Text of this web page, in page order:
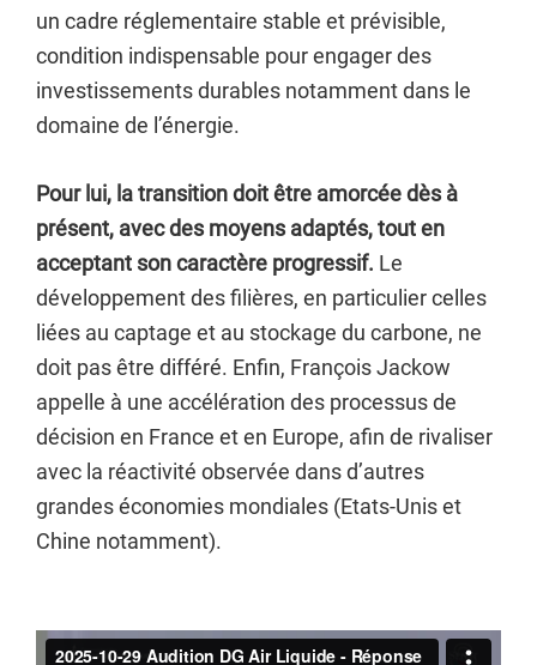
un cadre réglementaire stable et prévisible,
condition indispensable pour engager des
investissements durables notamment dans le
domaine de l’énergie.
Pour lui, la transition doit être amorcée dès à
présent, avec des moyens adaptés, tout en
acceptant son caractère progressif. Le
développement des filières, en particulier celles
liées au captage et au stockage du carbone, ne
doit pas être différé. Enfin, François Jackow
appelle à une accélération des processus de
décision en France et en Europe, afin de rivaliser
avec la réactivité observée dans d’autres
grandes économies mondiales (Etats-Unis et
Chine notamment).